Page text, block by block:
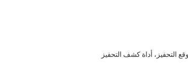
التحفيز، أداة كشف التحفيز